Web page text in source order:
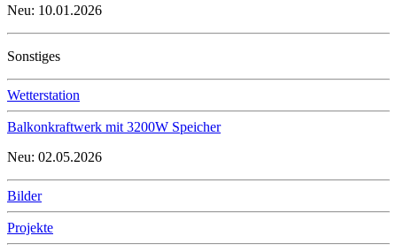
Neu: 10.01.2026
Sonstiges
Wetterstation
Balkonkraftwerk mit 3200W Speicher
Neu: 02.05.2026
Bilder
Projekte